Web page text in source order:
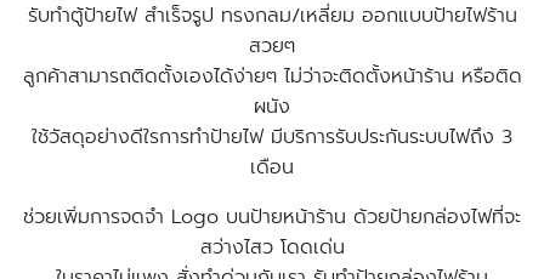
รับทำตู้ป้ายไฟ สำเร็จรูป ทรงกลม/เหลี่ยม ออกแบบป้ายไฟร้าน
สวยๆ
ลูกค้าสามารถติดตั้งเองได้ง่ายๆ ไม่ว่าจะติดตั้งหน้าร้าน หรือติด
ผนัง
ใช้วัสดุอย่างดีใรการทำป้ายไฟ มีบริการรับประกันระบบไฟถึง 3
เดือน
ช่วยเพิ่มการจดจำ Logo บนป้ายหน้าร้าน ด้วยป้ายกล่องไฟที่จะ
สว่างไสว โดดเด่น